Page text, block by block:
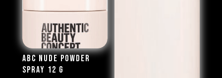
ABC Nude Powder
Spray 12 g